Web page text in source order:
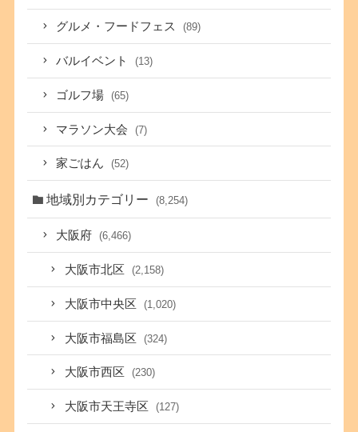
グルメ・フードフェス (89)
バルイベント (13)
ゴルフ場 (65)
マラソン大会 (7)
家ごはん (52)
地域別カテゴリー (8,254)
大阪府 (6,466)
大阪市北区 (2,158)
大阪市中央区 (1,020)
大阪市福島区 (324)
大阪市西区 (230)
大阪市天王寺区 (127)